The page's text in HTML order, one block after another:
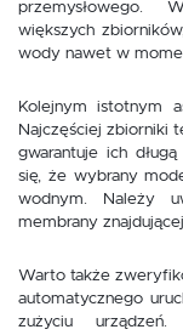
przemysłowego.
większych
wody nawet w
Kolejnym istotnym
Najczęściej zbiorniki
gwarantuje ich
się, że wybrany
wodnym. Należy
membrany
Warto także
automatycznego
zużyciu